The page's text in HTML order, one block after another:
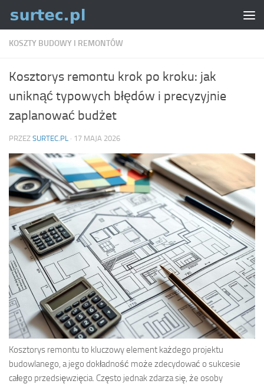
Skip to content
KOSZTY BUDOWY I REMONTÓW
Kosztorys remontu krok po kroku: jak
uniknąć typowych błędów i precyzyjnie
zaplanować budżet
PRZEZ SURTEC.PL · 17 MAJA 2026
Kosztorys remontu to kluczowy element każdego projektu
budowlanego, a jego dokładność może zdecydować o sukcesie
całego przedsięwzięcia. Często jednak zdarza się, że osoby